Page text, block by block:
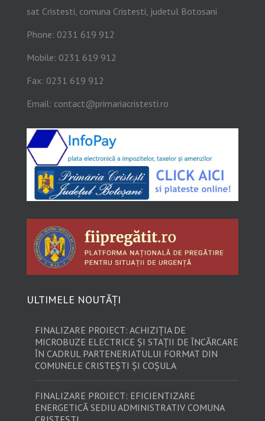
sat Cristesti, comuna Cristesti, judetul Botosani
Phone: 0231 619 912
Mobile: 0231 619 912
Fax: 0231 619 912
Email: contact@primariacristesti.ro
ULTIMELE NOUTĂȚI
FINALIZARE PROIECT: ACHIZIȚIA DE
MICROBUZE ELECTRICE ȘI STAȚII DE ÎNCĂRCARE
ÎN CADRUL PARTENERIATULUI FORMAT DIN
COMUNELE CRISTEȘTI ȘI COȘULA
FINALIZARE PROIECT: EFICIENTIZARE
ENERGETICĂ SEDIU ADMINISTRATIV COMUNA